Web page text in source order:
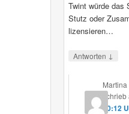
Twint würde das
Stutz oder
lizensieren…
Antworten ↓
Martina
schrieb
20:12